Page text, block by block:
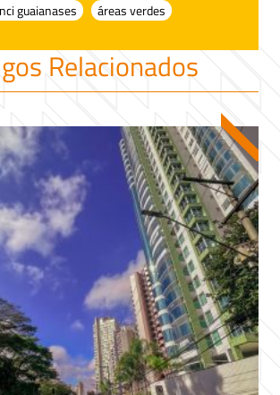
guaianases áreas verdes
Relacionados